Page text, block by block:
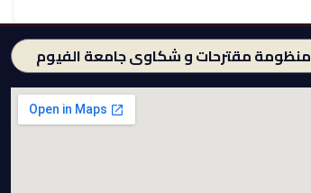
منظومة مقترحات و شكاوى جامعة الفيوم